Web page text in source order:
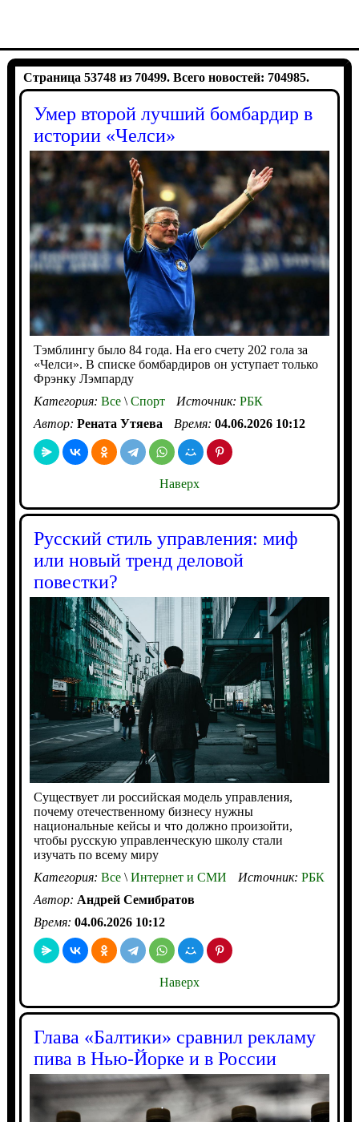
Страница 53748 из 70499. Всего новостей: 704985.
Умер второй лучший бомбардир в
истории «Челси»
Тэмблингу было 84 года. На его счету 202 гола за
«Челси». В списке бомбардиров он уступает только
Фрэнку Лэмпарду
Категория: Все\Спорт Источник: РБК
Автор: Рената Утяева Время: 04.06.2026 10:12
Наверх
Русский стиль управления: миф
или новый тренд деловой
повестки?
Существует ли российская модель управления,
почему отечественному бизнесу нужны
национальные кейсы и что должно произойти,
чтобы русскую управленческую школу стали
изучать по всему миру
Категория: Все\Интернет и СМИ Источник: РБК
Автор: Андрей Семибратов
Время: 04.06.2026 10:12
Наверх
Глава «Балтики» сравнил рекламу
пива в Нью-Йорке и в России